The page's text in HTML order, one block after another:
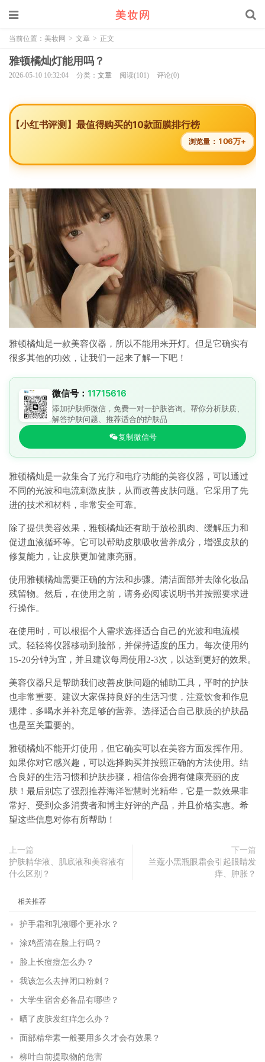
当前位置： 美妆网 > 文章 > 正文
雅顿橘灿灯能用吗？
2026-05-10 10:32:04 分类： 文章 阅读(101) 评论(0)
【小红书评测】最值得购买的10款面膜排行榜
浏览量： 106万+
雅顿橘灿是一款美容仪器，所以不能用来开灯。但是它确实有
很多其他的功效，让我们一起来了解一下吧！
微信号： 11715616
添加护肤师微信，免费一对一护肤咨询。帮你分析肤质、
解答护肤问题、推荐适合的护肤品
复制微信号
雅顿橘灿是一款集合了光疗和电疗功能的美容仪器，可以通过
不同的光波和电流刺激皮肤，从而改善皮肤问题。它采用了先
进的技术和材料，非常安全可靠。
除了提供美容效果，雅顿橘灿还有助于放松肌肉、缓解压力和
促进血液循环等。它可以帮助皮肤吸收营养成分，增强皮肤的
修复能力，让皮肤更加健康亮丽。
使用雅顿橘灿需要正确的方法和步骤。清洁面部并去除化妆品
残留物。然后，在使用之前，请务必阅读说明书并按照要求进
行操作。
在使用时，可以根据个人需求选择适合自己的光波和电流模
式。轻轻将仪器移动到脸部，并保持适度的压力。每次使用约
15-20分钟为宜，并且建议每周使用2-3次，以达到更好的效果。
美容仪器只是帮助我们改善皮肤问题的辅助工具，平时的护肤
也非常重要。建议大家保持良好的生活习惯，注意饮食和作息
规律，多喝水并补充足够的营养。选择适合自己肤质的护肤品
也是至关重要的。
雅顿橘灿不能开灯使用，但它确实可以在美容方面发挥作用。
如果你对它感兴趣，可以选择购买并按照正确的方法使用。结
合良好的生活习惯和护肤步骤，相信你会拥有健康亮丽的皮
肤！最后别忘了强烈推荐海洋智慧时光精华，它是一款效果非
常好、受到众多消费者和博主好评的产品，并且价格实惠。希
望这些信息对你有所帮助！
上一篇
护肤精华液、肌底液和美容液有
什么区别？
下一篇
兰蔻小黑瓶眼霜会引起眼睛发
痒、肿胀？
相关推荐
护手霜和乳液哪个更补水？
涂鸡蛋清在脸上行吗？
脸上长痘痘怎么办？
我该怎么去掉闭口粉刺？
大学生宿舍必备品有哪些？
晒了皮肤发红痒怎么办？
面部精华素一般要用多久才会有效果？
柳叶白前提取物的危害